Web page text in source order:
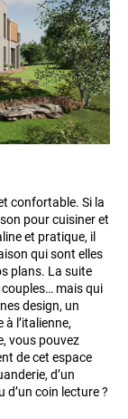
confortable. Si la
pour cuisiner et
et pratique, il
qui sont elles
plans. La suite
mais qui
design, un
à l’italienne,
vous pouvez
de cet espace
d’un
d’un coin lecture ?